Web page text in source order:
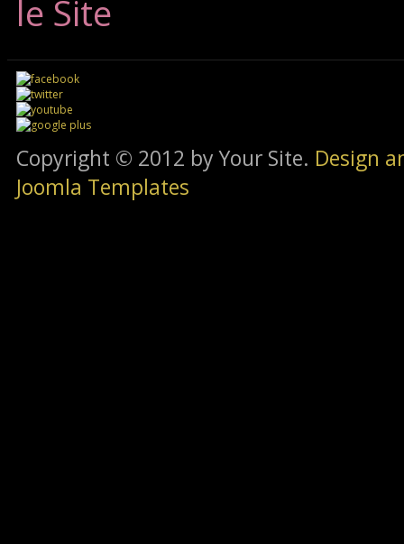
le Site
Copyright © 2012 by Your Site. Design
Joomla Templates